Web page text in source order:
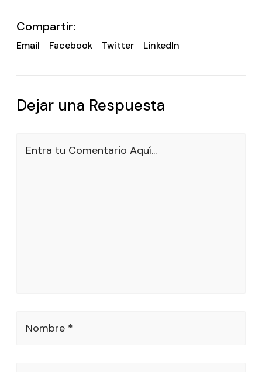
Compartir:
Email Facebook Twitter LinkedIn
Dejar una Respuesta
Entra tu Comentario Aquí...
Nombre *